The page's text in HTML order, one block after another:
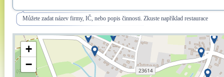
Můžete zadat název firmy, IČ, nebo popis činnosti. Zkuste například restaurace
+
−